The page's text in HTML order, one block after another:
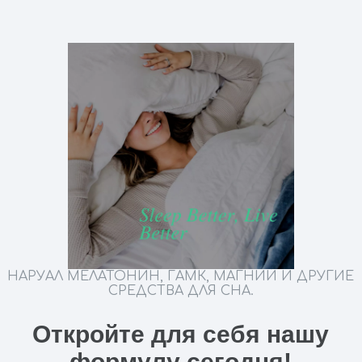
НАРУАЛ МЕЛАТОНИН, ГАМК, МАГНИЙ И ДРУГИЕ
СРЕДСТВА ДЛЯ СНА.
Откройте для себя нашу